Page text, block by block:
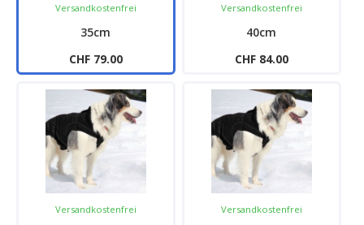
Versandkostenfrei
35cm
CHF 79.00
Versandkostenfrei
40cm
CHF 84.00
Versandkostenfrei Versandkostenfrei